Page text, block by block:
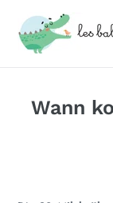
Inhalt
Wann